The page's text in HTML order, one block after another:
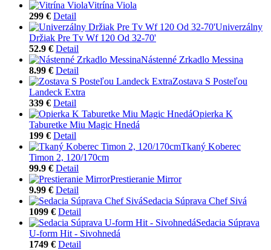
Vitrína Viola
299 € Detail
Univerzálny
Držiak Pre Tv Wf 120 Od 32-70'
52.9 € Detail
Nástenné Zrkadlo Messina
8.99 € Detail
Zostava S Posteľou
Landeck Extra
339 € Detail
Opierka K
Taburetke Miu Magic Hnedá
199 € Detail
Tkaný Koberec
Timon 2, 120/170cm
99.9 € Detail
Prestieranie Mirror
9.99 € Detail
Sedacia Súprava Chef Sivá
1099 € Detail
Sedacia Súprava
U-form Hit - Sivohnedá
1749 € Detail